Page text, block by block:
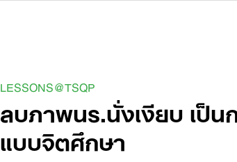
LESSONS@TSQP
ลบภาพนร.นั่งเงียบ เป็
แบบจิตศึกษา